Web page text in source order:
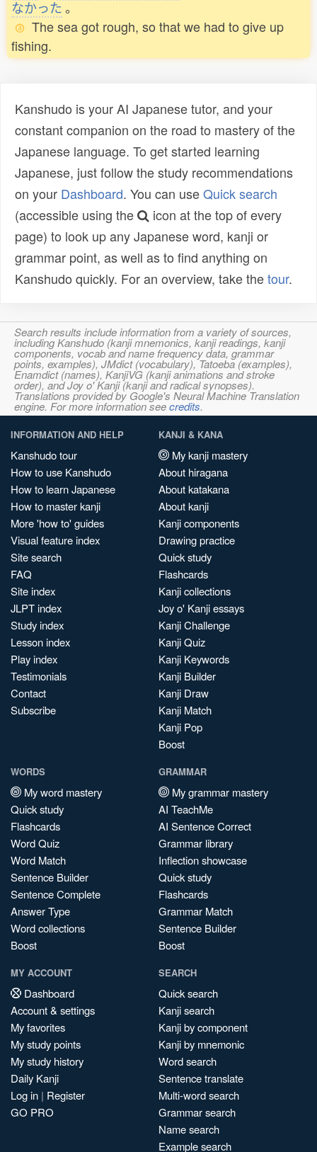
なかった。
The sea got rough, so that we had to give up
fishing.
Kanshudo is your AI Japanese tutor, and your
constant companion on the road to mastery of the
Japanese language. To get started learning
Japanese, just follow the study recommendations
on your Dashboard. You can useQuick search
(accessible using the
icon at the top of every
page) to look up any Japanese word, kanji or
grammar point, as well as to find anything on
Kanshudo quickly. For an overview, take thetour.
Search results include information from a variety of sources,
including Kanshudo (kanji mnemonics, kanji readings, kanji
components, vocab and name frequency data, grammar
points, examples), JMdict (vocabulary), Tatoeba (examples),
Enamdict (names), KanjiVG (kanji animations and stroke
order), and Joy o' Kanji (kanji and radical synopses).
Translations provided by Google's Neural Machine Translation
engine. For more information seecredits.
INFORMATION AND HELP
Kanshudo tour
How to use Kanshudo
How to learn Japanese
How to master kanji
More 'how to' guides
Visual feature index
Site search
FAQ
Site index
JLPT index
Study index
Lesson index
Play index
Testimonials
Contact
Subscribe
KANJI & KANA
My kanji mastery
About hiragana
About katakana
About kanji
Kanji components
Drawing practice
Quick study
Flashcards
Kanji collections
Joy o' Kanji essays
Kanji Challenge
Kanji Quiz
Kanji Keywords
Kanji Builder
Kanji Draw
Kanji Match
Kanji Pop
Boost
WORDS
My word mastery
Quick study
Flashcards
Word Quiz
Word Match
Sentence Builder
Sentence Complete
Answer Type
Word collections
Boost
GRAMMAR
My grammar mastery
AI TeachMe
AI Sentence Correct
Grammar library
Inflection showcase
Quick study
Flashcards
Grammar Match
Sentence Builder
Boost
MY ACCOUNT
Dashboard
Account & settings
My favorites
My study points
My study history
Daily Kanji
Log in | Register
GO PRO
SEARCH
Quick search
Kanji search
Kanji by component
Kanji by mnemonic
Word search
Sentence translate
Multi-word search
Grammar search
Name search
Example search